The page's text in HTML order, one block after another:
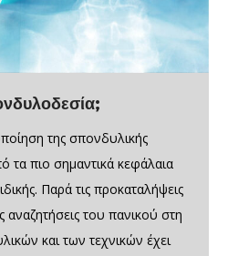
της σπονδυλικής
τα πιο σημαντικά κεφάλαια
Παρά τις προκαταλήψεις
αναζητήσεις του πανικού στη
και των τεχνικών έχει